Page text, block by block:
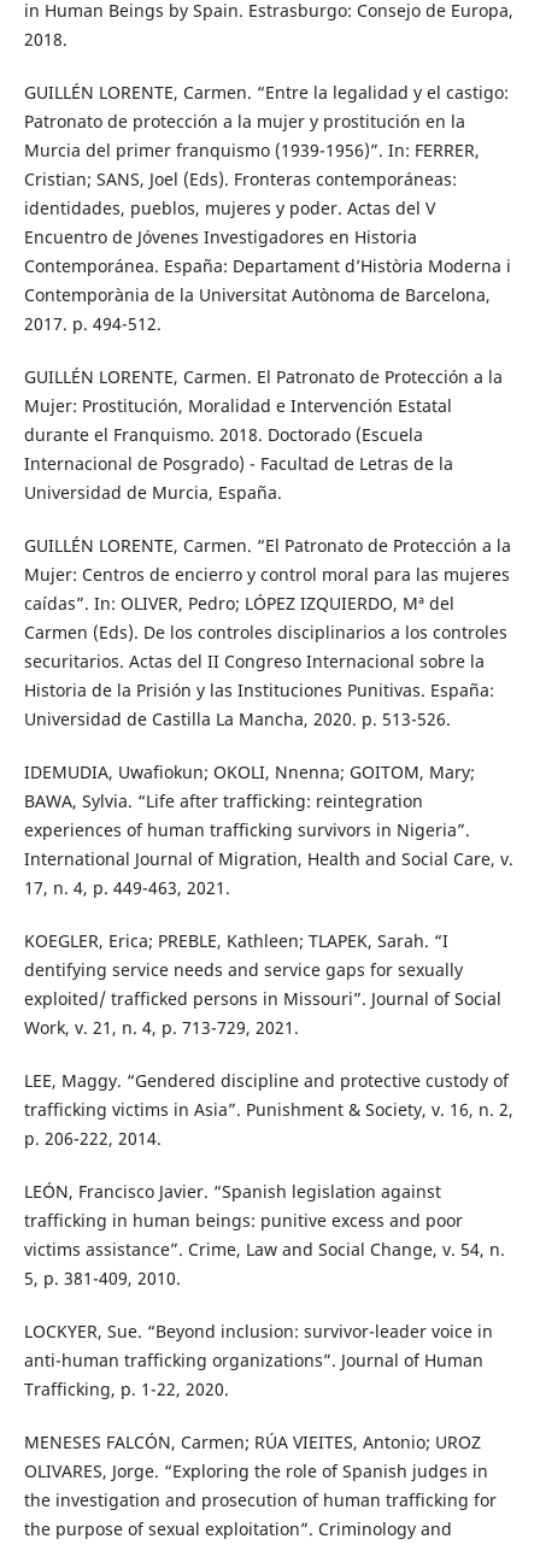
in Human Beings by Spain. Estrasburgo: Consejo de Europa,
2018.
GUILLÉN LORENTE, Carmen. “Entre la legalidad y el castigo:
Patronato de protección a la mujer y prostitución en la
Murcia del primer franquismo (1939-1956)”. In: FERRER,
Cristian; SANS, Joel (Eds). Fronteras contemporáneas:
identidades, pueblos, mujeres y poder. Actas del V
Encuentro de Jóvenes Investigadores en Historia
Contemporánea. España: Departament d’Història Moderna i
Contemporània de la Universitat Autònoma de Barcelona,
2017. p. 494-512.
GUILLÉN LORENTE, Carmen. El Patronato de Protección a la
Mujer: Prostitución, Moralidad e Intervención Estatal
durante el Franquismo. 2018. Doctorado (Escuela
Internacional de Posgrado) - Facultad de Letras de la
Universidad de Murcia, España.
GUILLÉN LORENTE, Carmen. “El Patronato de Protección a la
Mujer: Centros de encierro y control moral para las mujeres
caídas”. In: OLIVER, Pedro; LÓPEZ IZQUIERDO, Mª del
Carmen (Eds). De los controles disciplinarios a los controles
securitarios. Actas del II Congreso Internacional sobre la
Historia de la Prisión y las Instituciones Punitivas. España:
Universidad de Castilla La Mancha, 2020. p. 513-526.
IDEMUDIA, Uwafiokun; OKOLI, Nnenna; GOITOM, Mary;
BAWA, Sylvia. “Life after trafficking: reintegration
experiences of human trafficking survivors in Nigeria”.
International Journal of Migration, Health and Social Care, v.
17, n. 4, p. 449-463, 2021.
KOEGLER, Erica; PREBLE, Kathleen; TLAPEK, Sarah. “I
dentifying service needs and service gaps for sexually
exploited/ trafficked persons in Missouri”. Journal of Social
Work, v. 21, n. 4, p. 713-729, 2021.
LEE, Maggy. “Gendered discipline and protective custody of
trafficking victims in Asia”. Punishment & Society, v. 16, n. 2,
p. 206-222, 2014.
LEÓN, Francisco Javier. “Spanish legislation against
trafficking in human beings: punitive excess and poor
victims assistance”. Crime, Law and Social Change, v. 54, n.
5, p. 381-409, 2010.
LOCKYER, Sue. “Beyond inclusion: survivor-leader voice in
anti-human trafficking organizations”. Journal of Human
Trafficking, p. 1-22, 2020.
MENESES FALCÓN, Carmen; RÚA VIEITES, Antonio; UROZ
OLIVARES, Jorge. “Exploring the role of Spanish judges in
the investigation and prosecution of human trafficking for
the purpose of sexual exploitation”. Criminology and